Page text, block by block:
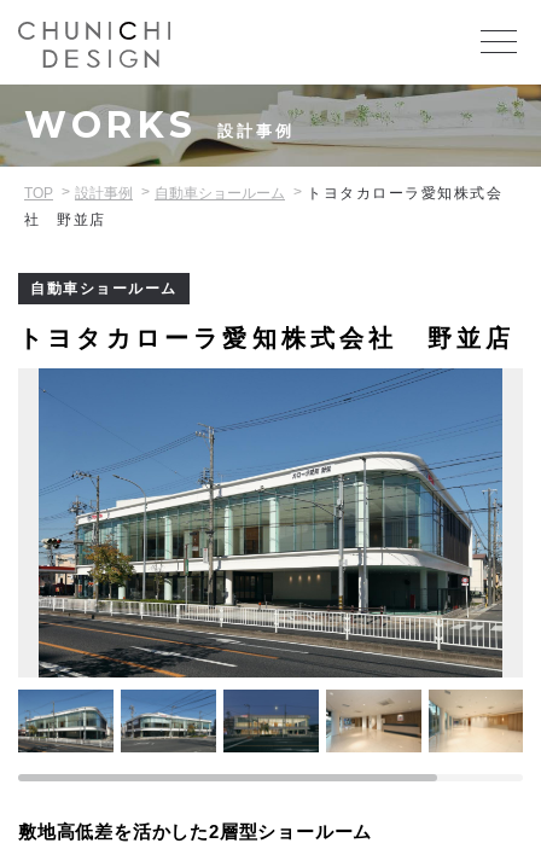
WORKS 設計事例
TOP 設計事例 自動車ショールーム
トヨタカローラ愛知株式会
社 野並店
自動車ショールーム
トヨタカローラ愛知株式会社 野並店
敷地高低差を活かした2層型ショールーム